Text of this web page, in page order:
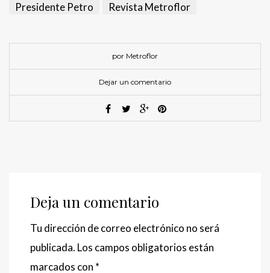
Presidente Petro
Revista Metroflor
por Metroflor
Dejar un comentario
Deja un comentario
Tu dirección de correo electrónico no será
publicada. Los campos obligatorios están
marcados con *